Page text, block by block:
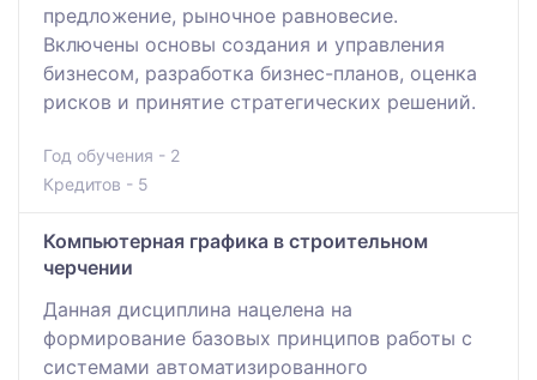
предложение, рыночное равновесие.
Включены основы создания и управления
бизнесом, разработка бизнес-планов, оценка
рисков и принятие стратегических решений.
Год обучения - 2
Кредитов - 5
Компьютерная графика в строительном
черчении
Данная дисциплина нацелена на
формирование базовых принципов работы с
системами автоматизированного